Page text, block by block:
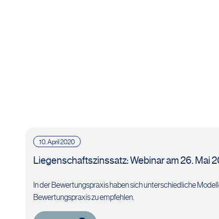
10. April 2020
Liegenschaftszinssatz: Webinar am 26. Mai
In der Bewertungspraxis haben sich unterschiedliche
Bewertungspraxis zu empfehlen.